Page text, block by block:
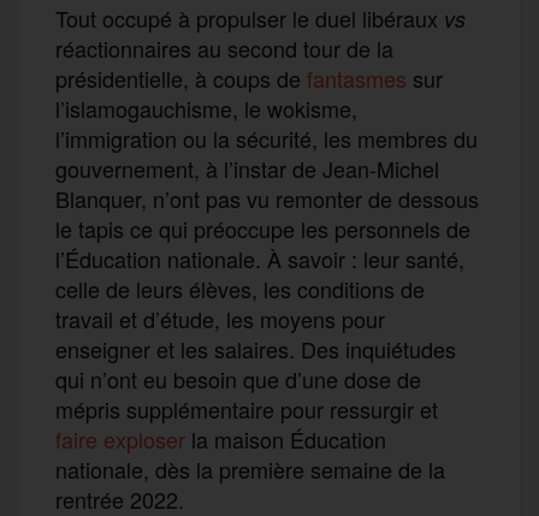
Tout occupé à propulser le duel libéraux vs
réactionnaires au second tour de la
présidentielle, à coups de fantasmes sur
l’islamogauchisme, le wokisme,
l’immigration ou la sécurité, les membres du
gouvernement, à l’instar de Jean-Michel
Blanquer, n’ont pas vu remonter de dessous
le tapis ce qui préoccupe les personnels de
l’Éducation nationale. À savoir : leur santé,
celle de leurs élèves, les conditions de
travail et d’étude, les moyens pour
enseigner et les salaires. Des inquiétudes
qui n’ont eu besoin que d’une dose de
mépris supplémentaire pour ressurgir et
faire exploser la maison Éducation
nationale, dès la première semaine de la
rentrée 2022.